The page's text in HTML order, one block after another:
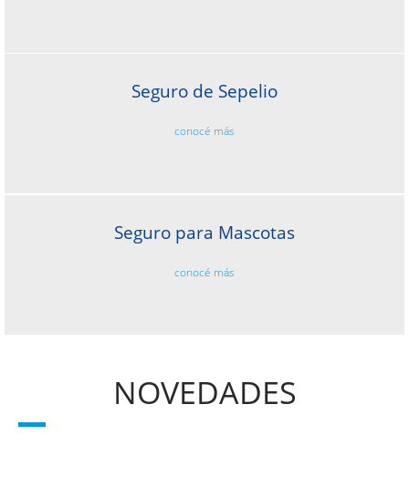
Seguro de Sepelio
conocé más
Seguro para Mascotas
conocé más
NOVEDADES